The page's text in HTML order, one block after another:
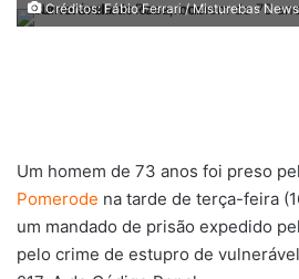
Créditos: Fábio Ferrari / Misturebas News
Um homem de 73 anos foi preso
Pomerode na tarde de terça-feira
um mandado de prisão expedido
pelo crime de estupro de